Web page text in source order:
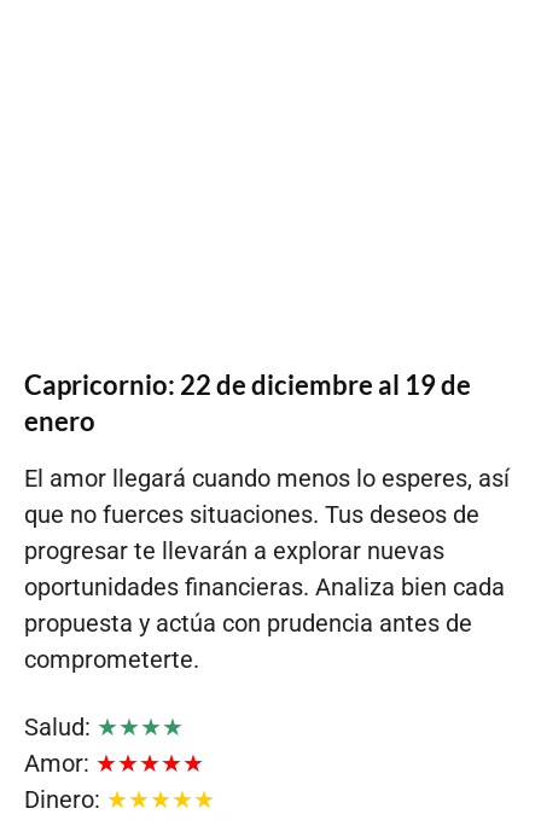
Capricornio: 22 de diciembre al 19 de
enero
El amor llegará cuando menos lo esperes, así
que no fuerces situaciones. Tus deseos de
progresar te llevarán a explorar nuevas
oportunidades financieras. Analiza bien cada
propuesta y actúa con prudencia antes de
comprometerte.
Salud: ★★★★
Amor: ★★★★★
Dinero: ★★★★★